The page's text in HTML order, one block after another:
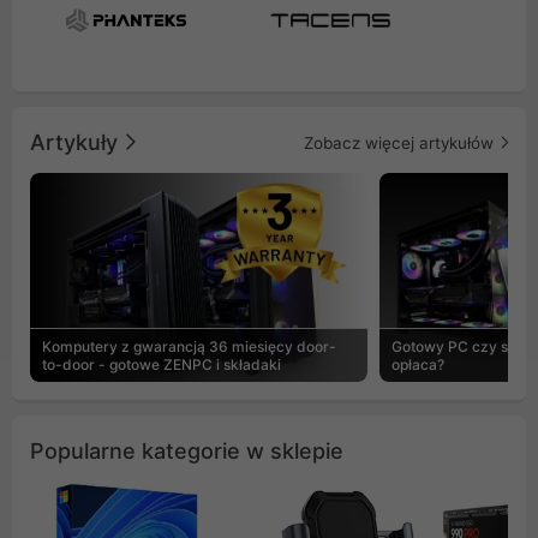
Artykuły Zobacz więcej artykułów
Komputery z gwarancją 36 miesięcy door-
to-door - gotowe ZENPC i składaki
Gotowy PC czy
opłaca?
Popularne kategorie w sklepie